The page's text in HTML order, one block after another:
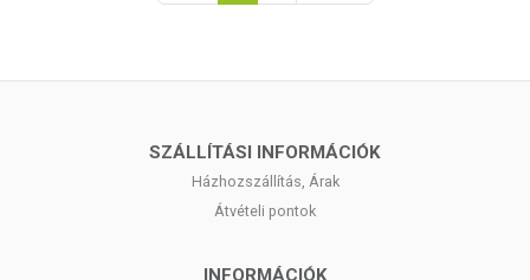
SZÁLLÍTÁSI INFORMÁCIÓK
Házhozszállítás, Árak
Átvételi pontok
INFORMÁCIÓK